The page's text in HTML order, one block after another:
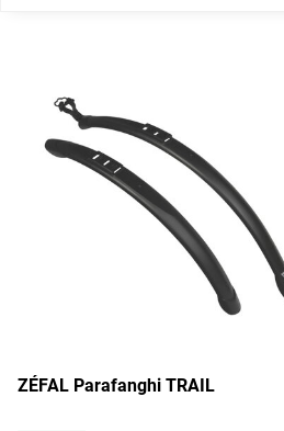
ZÉFAL Parafanghi TRAIL